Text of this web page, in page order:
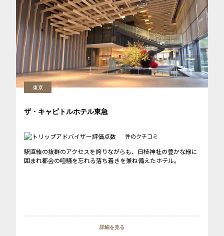
東京
ザ・キャピトルホテル東急
件のクチコミ
駅直結の抜群のアクセスを誇りながらも、日枝神社の豊かな緑に
囲まれ都会の喧騒を忘れる落ち着きを兼ね備えたホテル。
詳細を見る